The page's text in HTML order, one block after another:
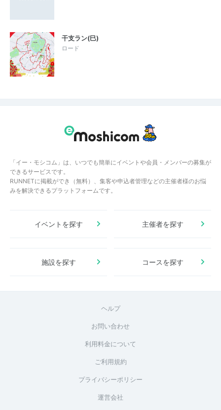
干支ラン(巳)
ロード
「イー・モシコム」は、いつでも簡単にイベントや会員・メンバーの募集が
できるサービスです。
RUNNETに掲載ができ（無料）、集客や申込者管理などの主催者様のお悩
みを解決できるプラットフォームです。
イベントを探す 主催者を探す
施設を探す コースを探す
ヘルプ
お問い合わせ
利用料金について
ご利用規約
プライバシーポリシー
運営会社